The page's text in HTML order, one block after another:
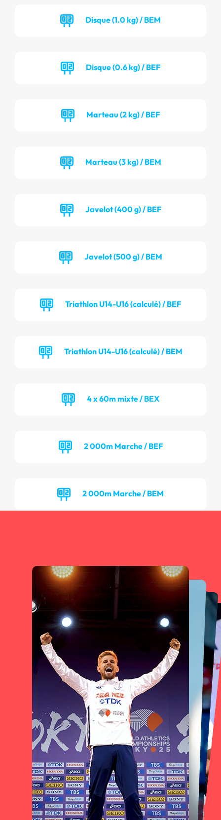
Disque (1.0 kg) / BEM
Disque (0.6 kg) / BEF
Marteau (2 kg) / BEF
Marteau (3 kg) / BEM
Javelot (400 g) / BEF
Javelot (500 g) / BEM
Triathlon U14-U16 (calculé) / BEF
Triathlon U14-U16 (calculé) / BEM
4 x 60m mixte / BEX
2 000m Marche / BEF
2 000m Marche / BEM